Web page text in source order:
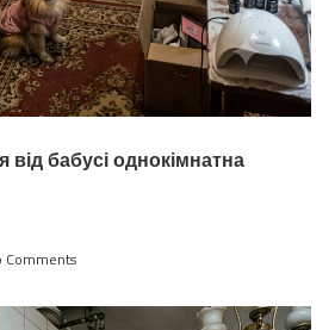
бабусі однокімнатна
Comments